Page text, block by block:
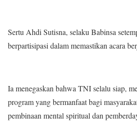
Sertu Ahdi Sutisna, selaku Babinsa
berpartisipasi dalam memastikan acara
Ia menegaskan bahwa TNI selalu siap,
program yang bermanfaat bagi
pembinaan mental spiritual dan